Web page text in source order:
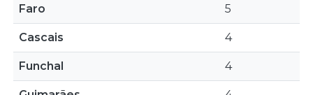
Faro 5
Cascais 4
Funchal 4